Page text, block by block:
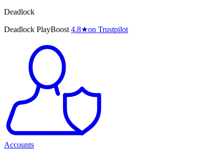
Deadlock
Deadlock PlayBoost 4.8★on Trustpilot
Accounts